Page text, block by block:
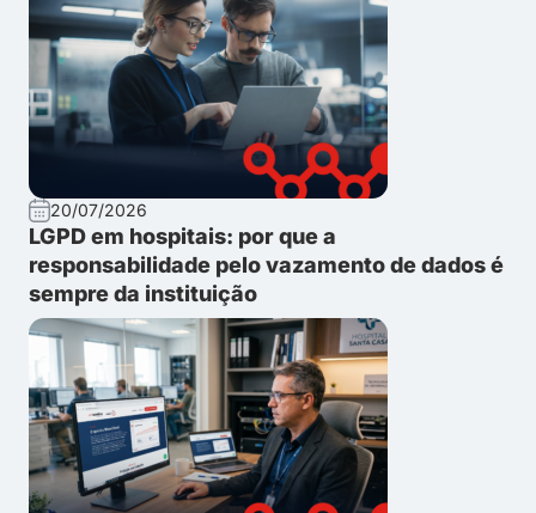
20/07/2026
LGPD em hospitais: por que a
responsabilidade pelo vazamento de dados é
sempre da instituição